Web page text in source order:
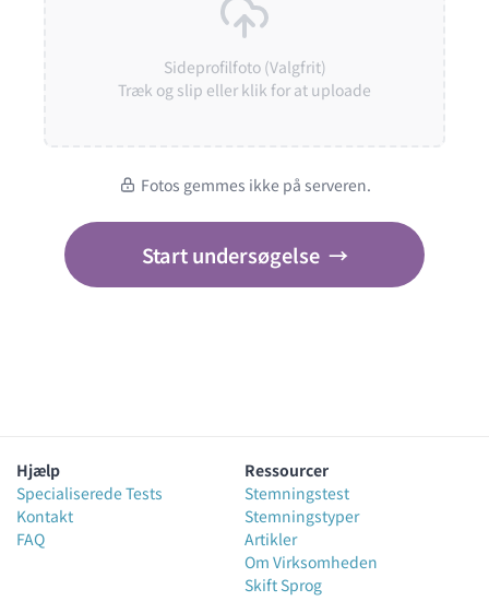
Sideprofilfoto (Valgfrit)
Træk og slip eller klik for at uploade
Fotos gemmes ikke på serveren.
Start undersøgelse →
Hjælp
Specialiserede Tests
Kontakt
FAQ
Ressourcer
Stemningstest
Stemningstyper
Artikler
Om Virksomheden
Skift Sprog